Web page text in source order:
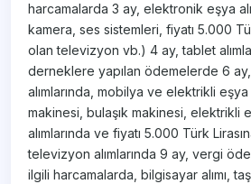
harcamalarda 3 ay, elektronik eşya
kamera, ses sistemleri, fiyatı 5.000
olan televizyon vb.) 4 ay, tablet
derneklere yapılan ödemelerde 6 ay,
alımlarında, mobilya ve elektrikli eşya
makinesi, bulaşık makinesi, elektrikli
alımlarında ve fiyatı 5.000 Türk
televizyon alımlarında 9 ay, vergi
ilgili harcamalarda, bilgisayar alımı,